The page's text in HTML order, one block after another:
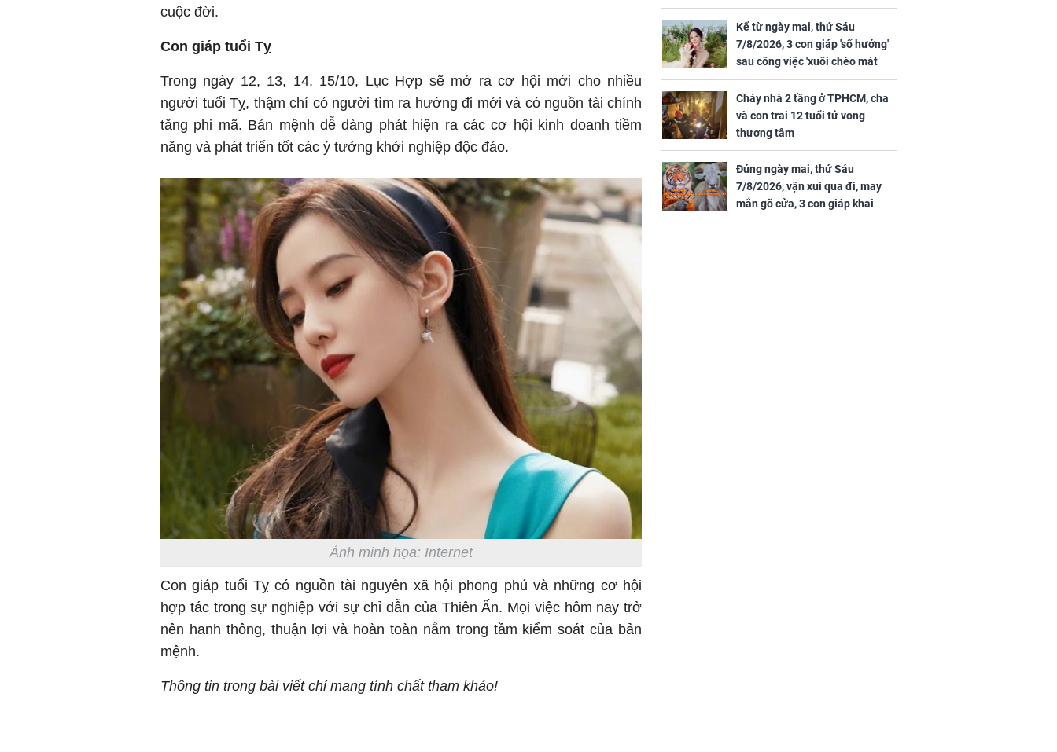
cuộc đời.
Con giáp tuổi Tỵ
Trong ngày 12, 13, 14, 15/10, Lục Hợp sẽ mở ra cơ hội mới cho nhiều
người tuổi Tỵ, thậm chí có người tìm ra hướng đi mới và có nguồn tài chính
tăng phi mã. Bản mệnh dễ dàng phát hiện ra các cơ hội kinh doanh tiềm
năng và phát triển tốt các ý tưởng khởi nghiệp độc đáo.
Ảnh minh họa: Internet
Con giáp tuổi Tỵ có nguồn tài nguyên xã hội phong phú và những cơ hội
hợp tác trong sự nghiệp với sự chỉ dẫn của Thiên Ấn. Mọi việc hôm nay trở
nên hanh thông, thuận lợi và hoàn toàn nằm trong tầm kiểm soát của bản
mệnh.
Thông tin trong bài viết chỉ mang tính chất tham khảo!
hưng thịnh, Mão - Thân tài lộc
ảm đạm, mọi sự khó thành công
mỹ mãn
Kể từ ngày mai, thứ Sáu
7/8/2026, 3 con giáp 'số hưởng'
sau công việc 'xuôi chèo mát
mái', tiền tài 'thu về như nước',
tình duyên viên mãn
Cháy nhà 2 tầng ở TPHCM, cha
và con trai 12 tuổi tử vong
thương tâm
Đúng ngày mai, thứ Sáu
7/8/2026, vận xui qua đi, may
mắn gõ cửa, 3 con giáp khai